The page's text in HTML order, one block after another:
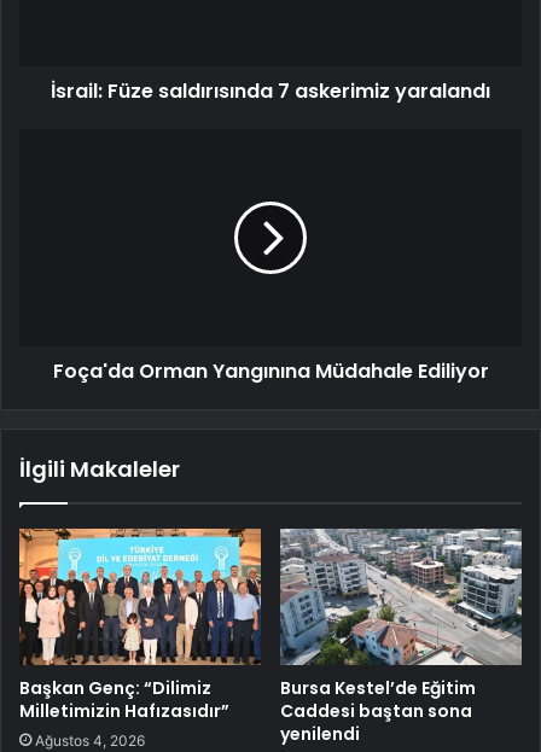
İsrail: Füze saldırısında 7 askerimiz yaralandı
Foça'da Orman Yangınına Müdahale Ediliyor
İlgili Makaleler
Başkan Genç: “Dilimiz
Milletimizin Hafızasıdır”
Ağustos 4, 2026
Bursa Kestel’de Eğitim
Caddesi baştan sona
yenilendi